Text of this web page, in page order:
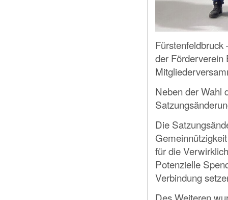
der Förderverein
Neben der Wahl
Die
für die
Potenzielle
Verbindung
Des Weiteren